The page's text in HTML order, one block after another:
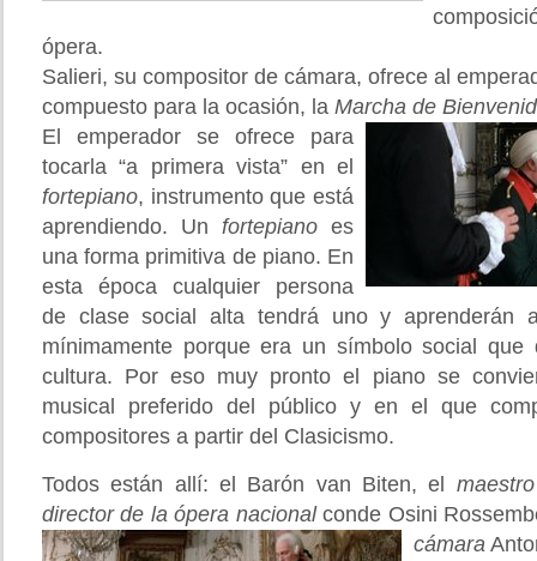
ópera.
Salieri, su compositor de cámara, ofrece al
compuesto para la ocasión, la Marcha de
El emperador se ofrece para
tocarla “a primera vista” en el
fortepiano, instrumento que está
aprendiendo. Un fortepiano es
una forma primitiva de piano. En
esta época cualquier persona
de clase social alta tendrá uno y aprenderán
mínimamente porque era un símbolo social que
cultura. Por eso muy pronto el piano se
musical preferido del público y en el que
compositores a partir del Clasicismo.
Todos están allí: el Barón van Biten, el
director de la ópera nacionalconde Osini
cámara